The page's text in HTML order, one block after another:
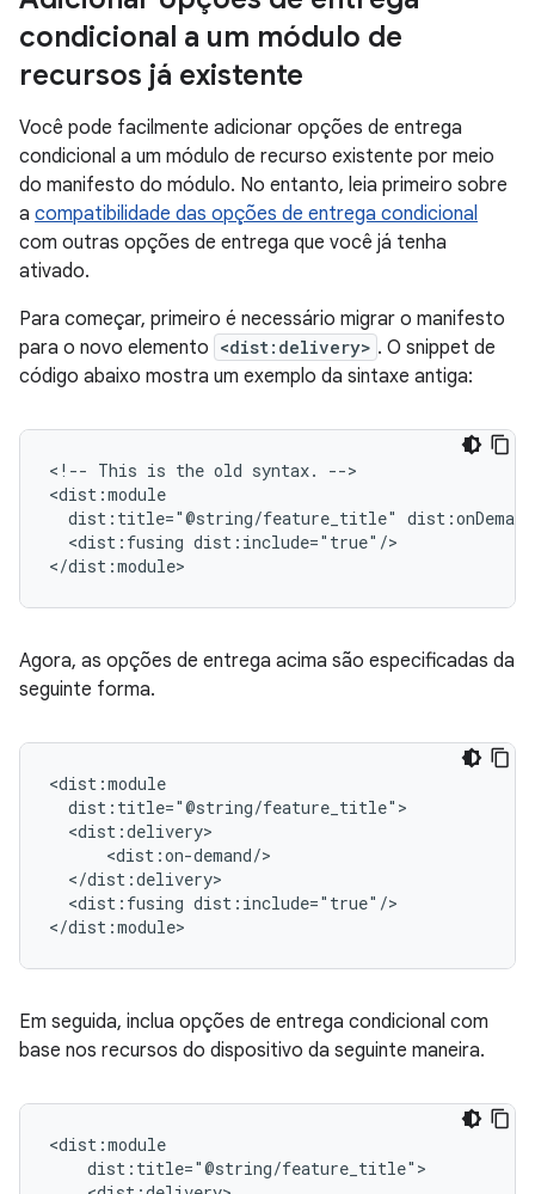
condicional a um módulo de
recursos já existente
Você pode facilmente adicionar opções de entrega
condicional a um módulo de recurso existente por meio
do manifesto do módulo. No entanto, leia primeiro sobre
a compatibilidade das opções de entrega condicional
com outras opções de entrega que você já tenha
ativado.
Para começar, primeiro é necessário migrar o manifesto
para o novo elemento <dist:delivery> . O snippet de
código abaixo mostra um exemplo da sintaxe antiga:
<!-- This is the old syntax.
-->
dist:title="@string/feature_title"
<dist:fusing dist:include="true"/>
Agora, as opções de entrega acima são especificadas da
seguinte forma.
<dist:fusing dist:include="true"/>
Em seguida, inclua opções de entrega condicional com
base nos recursos do dispositivo da seguinte maneira.